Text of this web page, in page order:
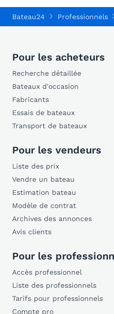
Bateau24 Professionnels
Pour les acheteurs
Recherche détaillée
Bateaux d'occasion
Fabricants
Essais de bateaux
Transport de bateaux
Pour les vendeurs
Liste des prix
Vendre un bateau
Estimation bateau
Modèle de contrat
Archives des annonces
Avis clients
Pour les
Accès professionnel
Liste des professionnels
Tarifs pour professionnels
Compte pro